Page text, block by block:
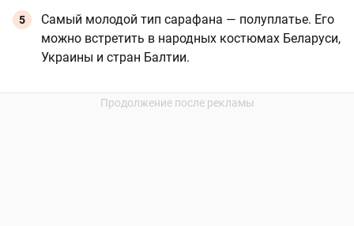
Самый молодой тип сарафана — полуплатье. Его
можно встретить в народных костюмах Беларуси,
Украины и стран Балтии.